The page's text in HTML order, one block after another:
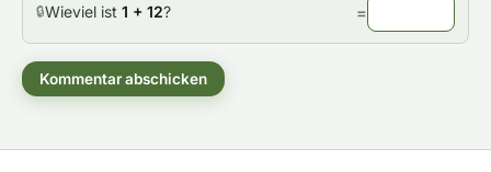
🔒Wieviel ist 1 + 12? =
Kommentar abschicken